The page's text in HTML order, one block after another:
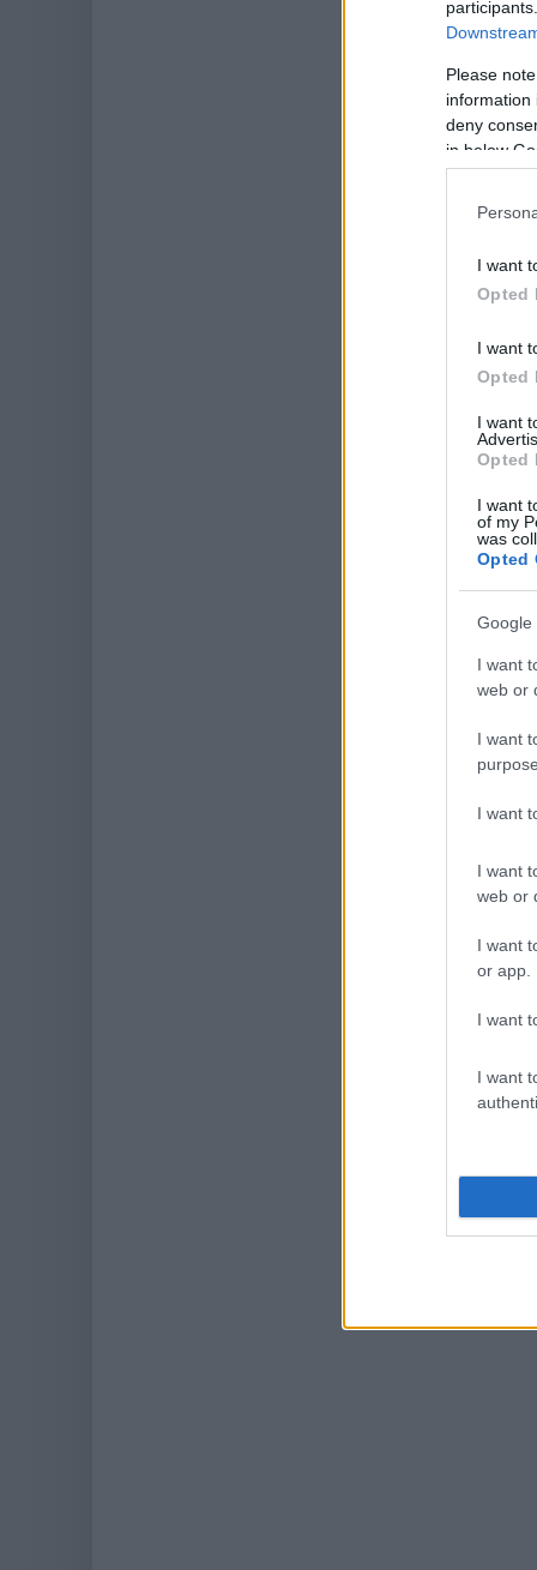
Please
information
deny
in below
I want
Opted
I want
Opted
I want
Opted
I want
of my
was
Opted
Google
I want
web or
I want
I want
I want
web or
I want
or app.
I want
I want